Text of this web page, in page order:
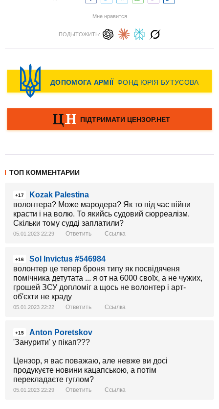
Мне нравится
ПОДЫТОЖИТЬ:
ТОП КОММЕНТАРИИ
+17
Kozak Palestina
волонтера? Може мародера? Як то під час війни
красти і на волю. То якийсь судовий сюрреалізм.
Скільки тому судді заплатили?
05.01.2023 22:29 Ответить Ссылка
+16
Sol Invictus #546984
волонтер це тепер броня типу як посвідяченя
помічника детутата ... я от на 6000 своїх, а не чужих,
грошей ЗСУ допломіг а щось не волонтер і арт-
об'єкти не краду
05.01.2023 22:22 Ответить Ссылка
+15
Anton Poretskov
'Занурити' у пікап???
Цензор, я вас поважаю, але невже ви досі
продукуєте новини кацапською, а потім
перекладаєте гуглом?
05.01.2023 22:29 Ответить Ссылка